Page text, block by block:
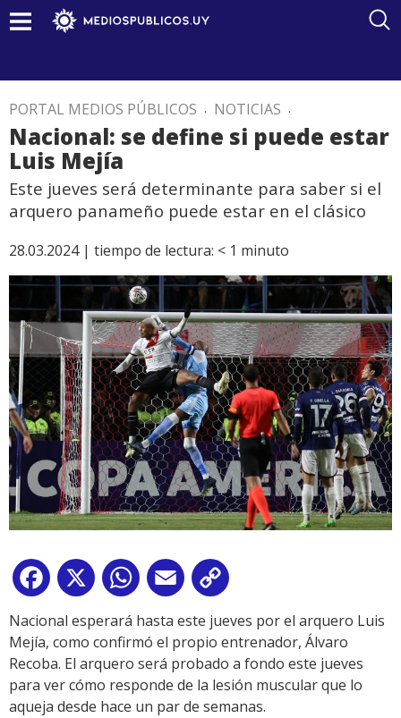
PORTAL MEDIOS PÚBLICOS . NOTICIAS .
Nacional: se define si puede estar
Luis Mejía
Este jueves será determinante para saber si el
arquero panameño puede estar en el clásico
28.03.2024 | tiempo de lectura: < 1 minuto
Facebook
X WhatsApp
Email
Link
Nacional esperará hasta este jueves por el arquero Luis
Mejía, como confirmó el propio entrenador, Álvaro
Recoba. El arquero será probado a fondo este jueves
para ver cómo responde de la lesión muscular que lo
aqueja desde hace un par de semanas.